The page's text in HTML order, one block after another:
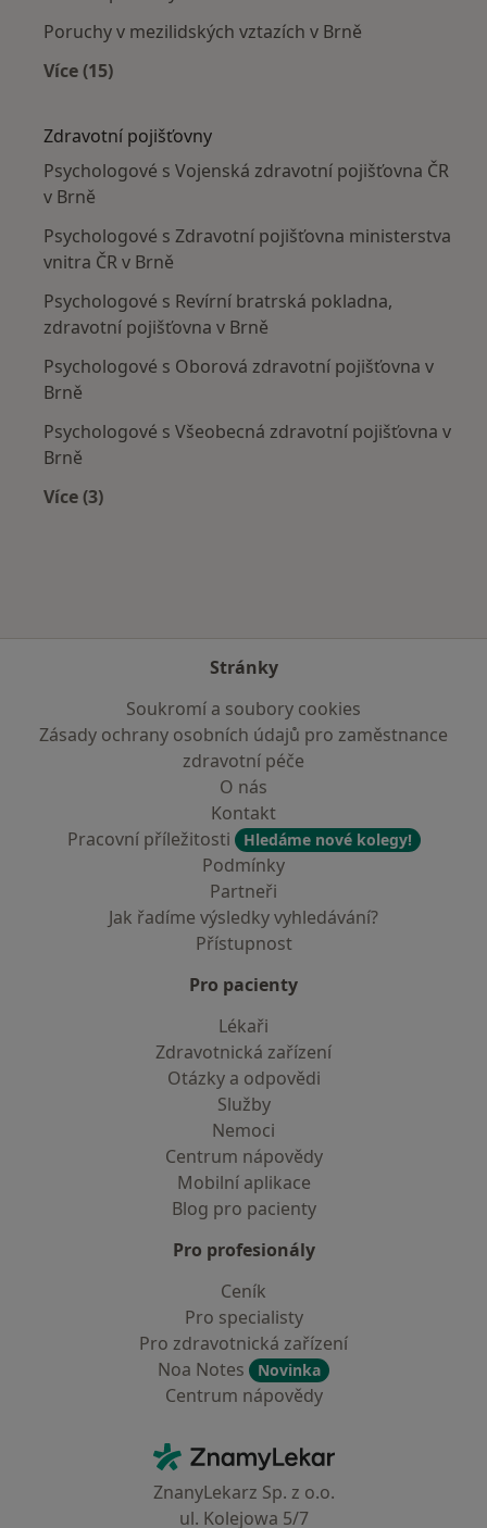
Poruchy v mezilidských vztazích v Brně
Více (15)
Zdravotní pojišťovny
Psychologové s Vojenská zdravotní pojišťovna ČR
v Brně
Psychologové s Zdravotní pojišťovna ministerstva
vnitra ČR v Brně
Psychologové s Revírní bratrská pokladna,
zdravotní pojišťovna v Brně
Psychologové s Oborová zdravotní pojišťovna v
Brně
Psychologové s Všeobecná zdravotní pojišťovna v
Brně
Více (3)
Stránky
Soukromí a soubory cookies
Zásady ochrany osobních údajů pro zaměstnance
zdravotní péče
O nás
Kontakt
Pracovní příležitosti
Hledáme nové kolegy!
Podmínky
Partneři
Jak řadíme výsledky vyhledávání?
Přístupnost
Pro pacienty
Lékaři
Zdravotnická zařízení
Otázky a odpovědi
Služby
Nemoci
Centrum nápovědy
Mobilní aplikace
Blog pro pacienty
Pro profesionály
Ceník
Pro specialisty
Pro zdravotnická zařízení
Noa Notes
Novinka
Centrum nápovědy
ZnamyLekar - Hlavní stránka
ZnanyLekarz Sp. z o.o.
ul. Kolejowa 5/7